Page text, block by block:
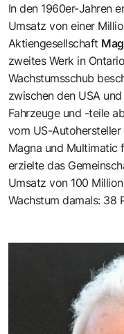
In den 1960er-Jahren
Umsatz von einer
Aktiengesellschaft
zweites Werk in
Wachstumsschub
zwischen den USA
Fahrzeuge und -teile
vom US-Autohersteller
Magna und Multimatic
erzielte das
Umsatz von 100
Wachstum damals: 38